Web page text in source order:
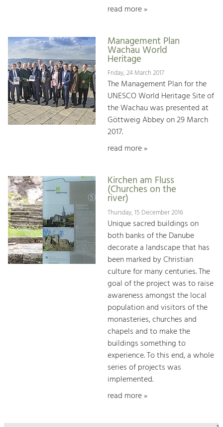
read more »
Management Plan
Wachau World
Heritage
Friday, 24 March 2017
The Management Plan for the
UNESCO World Heritage Site of
the Wachau was presented at
Göttweig Abbey on 29 March
2017.
read more »
Kirchen am Fluss
(Churches on the
river)
Thursday, 15 December 2016
Unique sacred buildings on
both banks of the Danube
decorate a landscape that has
been marked by Christian
culture for many centuries. The
goal of the project was to raise
awareness amongst the local
population and visitors of the
monasteries, churches and
chapels and to make the
buildings something to
experience. To this end, a whole
series of projects was
implemented.
read more »